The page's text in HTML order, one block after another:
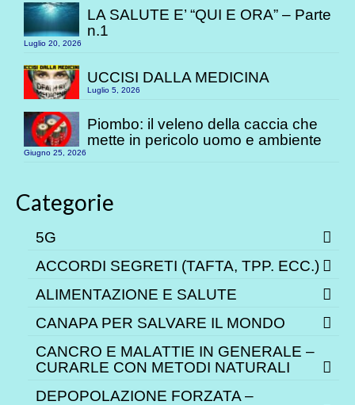
LA SALUTE E’ “QUI E ORA” – Parte
n.1
Luglio 20, 2026
UCCISI DALLA MEDICINA
Luglio 5, 2026
Piombo: il veleno della caccia che
mette in pericolo uomo e ambiente
Giugno 25, 2026
Categorie
5G
ACCORDI SEGRETI (TAFTA, TPP. ECC.)
ALIMENTAZIONE E SALUTE
CANAPA PER SALVARE IL MONDO
CANCRO E MALATTIE IN GENERALE –
CURARLE CON METODI NATURALI
DEPOPOLAZIONE FORZATA –